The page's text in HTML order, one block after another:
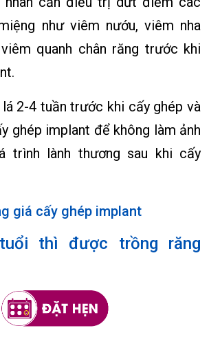
như viêm nướu, viêm nha
quanh chân răng trước khi
2-4 tuần trước khi cấy ghép và
ghép implant để không làm ảnh
trình lành thương sau khi cấy
giá cấy ghép implant
thì được trồng răng